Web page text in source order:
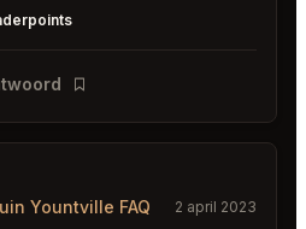
Bladwijzer
Yountville FAQ 2 april 2023